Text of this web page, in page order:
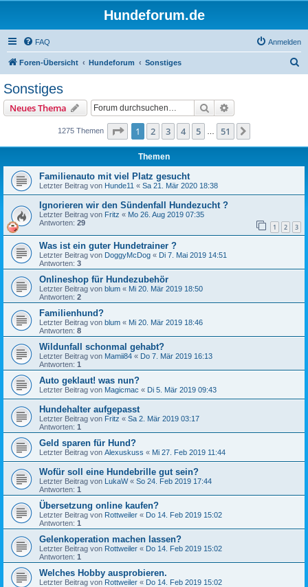
Hundeforum.de
FAQ Anmelden
Foren-Übersicht Hundeforum Sonstiges
Sonstiges
Neues Thema Suche
1275 Themen Seite 1von 51
1 2 3 4 5 51
Themen
Familienauto mit viel Platz gesucht
Letzter Beitrag von Hunde11 « Sa 21. Mär 2020 18:38
Ignorieren wir den Sündenfall Hundezucht ?
Letzter Beitrag von Fritz « Mo 26. Aug 2019 07:35
Antworten: 29 1 2 3
Was ist ein guter Hundetrainer ?
Letzter Beitrag von DoggyMcDog « Di 7. Mai 2019 14:51
Antworten: 3
Onlineshop für Hundezubehör
Letzter Beitrag von blum « Mi 20. Mär 2019 18:50
Antworten: 2
Familienhund?
Letzter Beitrag von blum « Mi 20. Mär 2019 18:46
Antworten: 8
Wildunfall schonmal gehabt?
Letzter Beitrag von Mamii84 « Do 7. Mär 2019 16:13
Antworten: 1
Auto geklaut! was nun?
Letzter Beitrag von Magicmac « Di 5. Mär 2019 09:43
Hundehalter aufgepasst
Letzter Beitrag von Fritz « Sa 2. Mär 2019 03:17
Antworten: 1
Geld sparen für Hund?
Letzter Beitrag von Alexuskuss « Mi 27. Feb 2019 11:44
Wofür soll eine Hundebrille gut sein?
Letzter Beitrag von LukaW« So 24. Feb 2019 17:44
Antworten: 1
Übersetzung online kaufen?
Letzter Beitrag von Rottweiler « Do 14. Feb 2019 15:02
Antworten: 1
Gelenkoperation machen lassen?
Letzter Beitrag von Rottweiler « Do 14. Feb 2019 15:02
Antworten: 1
Welches Hobby ausprobieren.
Letzter Beitrag von Rottweiler « Do 14. Feb 2019 15:02